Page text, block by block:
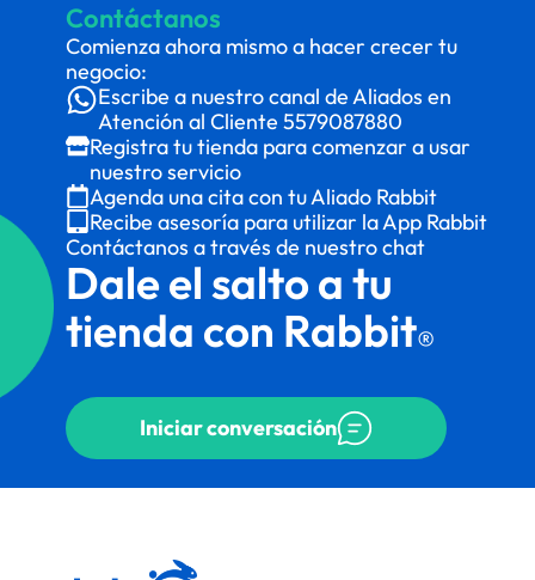
Contáctanos
Comienza ahora mismo a hacer crecer tu
negocio:
Escribe a nuestro canal de Aliados en
Atención al Cliente 5579087880
Registra tu tienda para comenzar a usar
nuestro servicio
Agenda una cita con tu Aliado Rabbit
Recibe asesoría para utilizar la App Rabbit
Contáctanos a través de nuestro chat
Dale el salto a tu
tienda con Rabbit®
Iniciar conversación